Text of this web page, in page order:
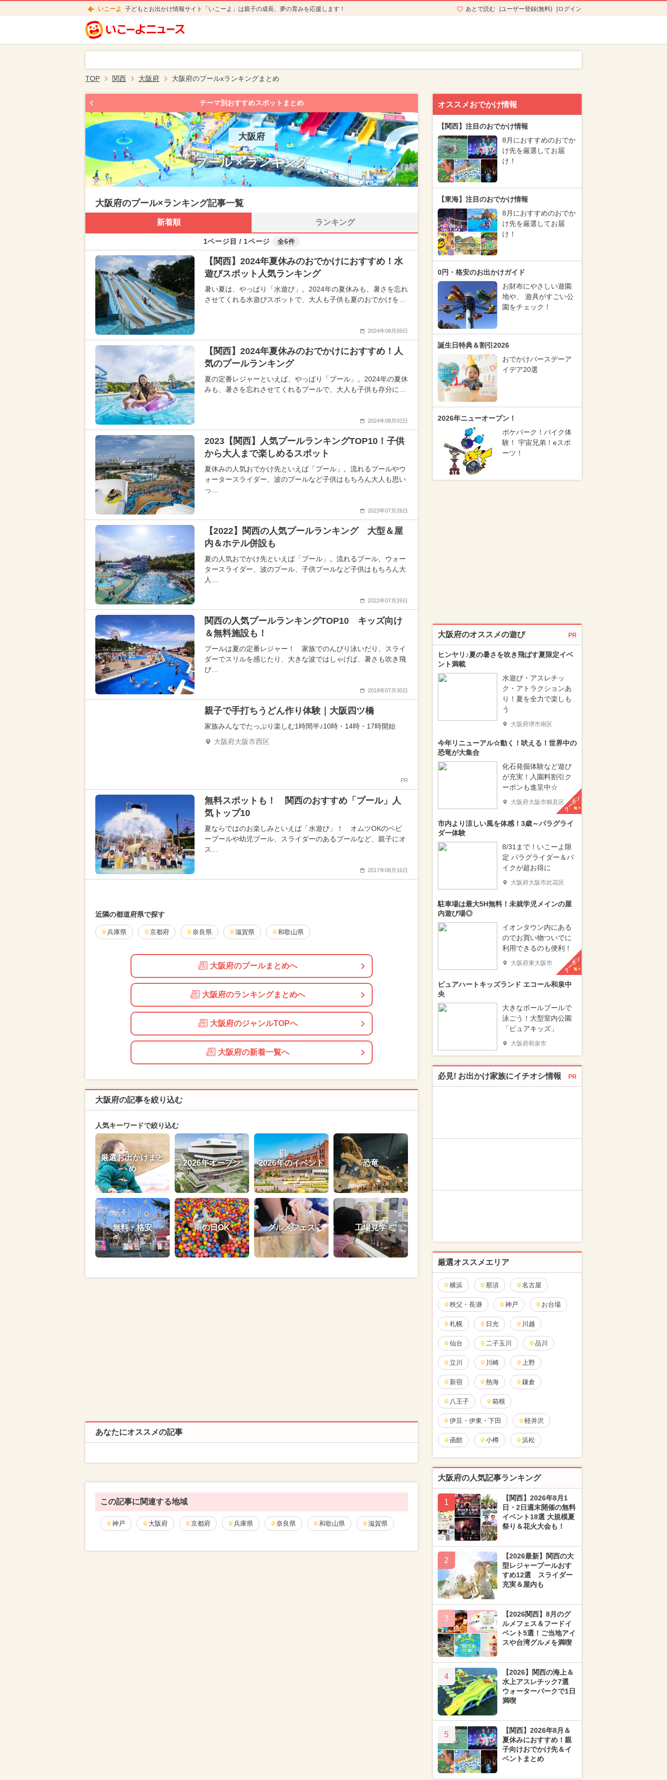
いこーよ 子どもとお出かけ情報サイト「いこーよ」は親子の成長、夢の育みを応援します！ あとで読む ユーザー登録(無料) ログイン
TOP 関西 大阪府 大阪府のプールxランキングまとめ
テーマ別おすすめスポットまとめ
大阪府
プール × ランキング
大阪府のプール×ランキング記事一覧
新着順 ランキング
1ページ目 / 1ページ 全6件
【関西】2024年夏休みのおでかけにおすすめ！水
遊びスポット人気ランキング
暑い夏は、やっぱり「水遊び」。2024年の夏休みも、暑さを忘れ
させてくれる水遊びスポットで、大人も子供も夏のおでかけを…
2024年08月09日
【関西】2024年夏休みのおでかけにおすすめ！人
気のプールランキング
夏の定番レジャーといえば、やっぱり「プール」。2024年の夏休
みも、暑さを忘れさせてくれるプールで、大人も子供も存分に…
2024年08月02日
2023【関西】人気プールランキングTOP10！子供
から大人まで楽しめるスポット
夏休みの人気おでかけ先といえば「プール」。流れるプールやウ
ォータースライダー、波のプールなど子供はもちろん大人も思い
っ…
2023年07月26日
【2022】関西の人気プールランキング 大型＆屋
内＆ホテル併設も
夏の人気おでかけ先といえば「プール」。流れるプール、ウォー
タースライダー、波のプール、子供プールなど子供はもちろん大
人…
2022年07月26日
関西の人気プールランキングTOP10 キッズ向け
＆無料施設も！
プールは夏の定番レジャー！ 家族でのんびり泳いだり、スライ
ダーでスリルを感じたり、大きな波ではしゃげば、暑さも吹き飛
び…
2018年07月30日
親子で手打ちうどん作り体験｜大阪四ツ橋
家族みんなでたっぷり楽しむ1時間半♪10時・14時・17時開始
大阪府大阪市西区
PR
無料スポットも！ 関西のおすすめ「プール」人
気トップ10
夏ならではのお楽しみといえば「水遊び」！ オムツOKのベビ
ープールや幼児プール、スライダーのあるプールなど、親子にオ
ス…
2017年08月16日
近隣の都道府県で探す
兵庫県 京都府 奈良県 滋賀県 和歌山県
大阪府のプールまとめへ
大阪府のランキングまとめへ
大阪府のジャンルTOPへ
大阪府の新着一覧へ
大阪府の記事を絞り込む
人気キーワードで絞り込む
厳選お出かけまと
め
2026年オープン 2026年のイベント 恐竜
無料・格安 雨の日OK グルメフェス 工場見学
あなたにオススメの記事
この記事に関連する地域
神戸 大阪府 京都府 兵庫県 奈良県 和歌山県 滋賀県
オススメおでかけ情報
【関西】注目のおでかけ情報
8月におすすめのおでか
け先を厳選してお届
け！
【東海】注目のおでかけ情報
8月におすすめのおでか
け先を厳選してお届
け！
0円・格安のお出かけガイド
お財布にやさしい遊園
地や、 遊具がすごい公
園をチェック！
誕生日特典＆割引2026
おでかけバースデーア
イデア20選
2026年ニューオープン！
ポケパーク！バイク体
験！ 宇宙兄弟！eスポ
ーツ！
大阪府のオススメの遊び PR
ヒンヤリ♪夏の暑さを吹き飛ばす夏限定イベ
ント満載
水遊び・アスレチッ
ク・アトラクションあ
り！夏を全力で楽しも
う
大阪府堺市南区
今年リニューアル☆動く！吠える！世界中の
恐竜が大集合
化石発掘体験など遊び
が充実！入園料割引ク
ーポンも進呈中☆
大阪府大阪市鶴見区クーポン
市内より涼しい風を体感！3歳～パラグライ
ダー体験
8/31まで！いこーよ限
定 パラグライダー＆バ
イクが超お得に
大阪府大阪市此花区
駐車場は最大5H無料！未就学児メインの屋
内遊び場◎
イオンタウン内にある
のでお買い物ついでに
利用できるのも便利！
大阪府東大阪市 クーポン
ピュアハートキッズランド エコール和泉中
央
大きなボールプールで
泳ごう！大型室内公園
「ピュアキッズ」
大阪府和泉市
必見! お出かけ家族にイチオシ情報 PR
厳選オススメエリア
横浜 那須 名古屋
秩父・長瀞 神戸 お台場
札幌 日光 川越
仙台 二子玉川 品川
立川 川崎 上野
新宿 熱海 鎌倉
八王子 箱根
伊豆・伊東・下田 軽井沢
函館 小樽 浜松
大阪府の人気記事ランキング
1
【関西】2026年8月1
日・2日週末開催の無料
イベント18選 大規模夏
祭り＆花火大会も！
2
【2026最新】関西の大
型レジャープールおす
すめ12選 スライダー
充実＆屋内も
3
【2026関西】8月のグ
ルメフェス＆フードイ
ベント5選！ご当地アイ
スや台湾グルメを満喫
4
【2026】関西の海上＆
水上アスレチック7選
ウォーターパークで1日
満喫
5
【関西】2026年8月＆
夏休みにおすすめ！親
子向けおでかけ先＆イ
ベントまとめ